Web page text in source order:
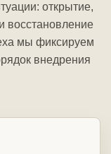
открытие,
восстановление
мы фиксируем
внедрения